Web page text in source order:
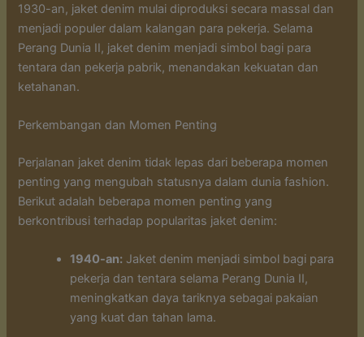
1930-an, jaket denim mulai diproduksi secara massal dan
menjadi populer dalam kalangan para pekerja. Selama
Perang Dunia II, jaket denim menjadi simbol bagi para
tentara dan pekerja pabrik, menandakan kekuatan dan
ketahanan.
Perkembangan dan Momen Penting
Perjalanan jaket denim tidak lepas dari beberapa momen
penting yang mengubah statusnya dalam dunia fashion.
Berikut adalah beberapa momen penting yang
berkontribusi terhadap popularitas jaket denim:
1940-an: Jaket denim menjadi simbol bagi para
pekerja dan tentara selama Perang Dunia II,
meningkatkan daya tariknya sebagai pakaian
yang kuat dan tahan lama.